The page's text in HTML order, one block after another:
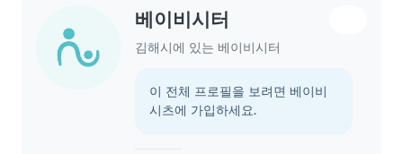
베이비시터
김해시에 있는 베이비시터
이 전체 프로필을 보려면 베이비
시츠에 가입하세요.